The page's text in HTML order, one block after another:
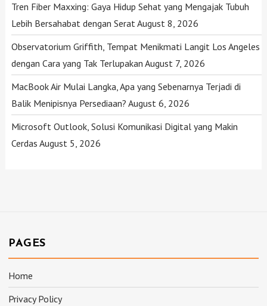
Tren Fiber Maxxing: Gaya Hidup Sehat yang Mengajak Tubuh
Lebih Bersahabat dengan SeratAugust 8, 2026
Observatorium Griffith, Tempat Menikmati Langit Los Angeles
dengan Cara yang Tak Terlupakan August 7, 2026
MacBook Air Mulai Langka, Apa yang Sebenarnya Terjadi di
Balik Menipisnya Persediaan? August 6, 2026
Microsoft Outlook, Solusi Komunikasi Digital yang Makin
Cerdas August 5, 2026
PAGES
Home
Privacy Policy